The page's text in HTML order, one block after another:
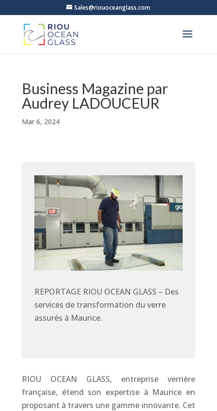
Sales@riouoceanglass.com
Business Magazine par
Audrey LADOUCEUR
Mar 6, 2024
REPORTAGE RIOU OCEAN GLASS – Des
services de transformation du verre
assurés à Maurice.
RIOU OCEAN GLASS, entreprise verrière
française, étend son expertise à Maurice en
proposant à travers une gamme innovante. Cet